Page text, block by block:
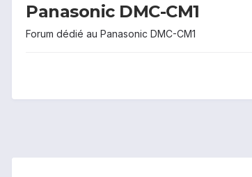
Panasonic DMC-CM1
Forum dédié au Panasonic DMC-CM1